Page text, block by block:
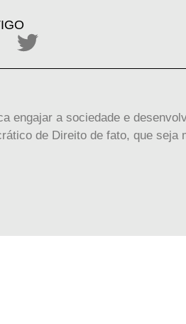
engajar a sociedade e
de Direito de fato, que seja